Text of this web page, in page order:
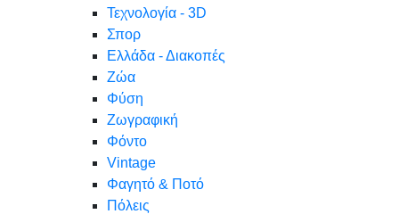
Τεχνολογία - 3D
Σπορ
Ελλάδα - Διακοπές
Ζώα
Φύση
Ζωγραφική
Φόντο
Vintage
Φαγητό & Ποτό
Πόλεις